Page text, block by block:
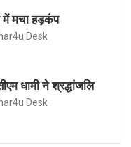
में मचा हड़कंप
Desk
धामी ने श्रद्धांजलि
Desk